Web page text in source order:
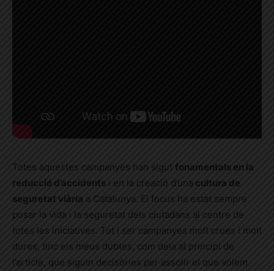
Totes aquestes campanyes han sigut fonamentals en la
reducció d’accidents i en la creació d’una cultura de
seguretat viària a Catalunya. El focus ha estat sempre
posar la vida i la seguretat dels ciutadans al centre de
totes les iniciatives. Tot i ser campanyes molt crues i molt
dures, tinc els meus dubtes, com deia al principi de
l’article, que siguin decisòries per assolir el que volem